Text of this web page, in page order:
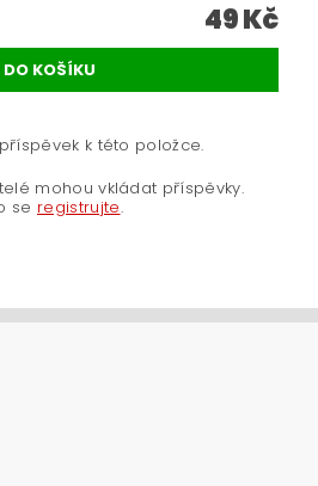
49 Kč
k této položce.
mohou vkládat příspěvky.
se registrujte.